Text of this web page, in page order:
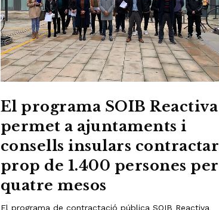
El programa SOIB Reactiva
permet a ajuntaments i
consells insulars contractar
prop de 1.400 persones per
quatre mesos
El programa de contractació pública SOIB Reactiva